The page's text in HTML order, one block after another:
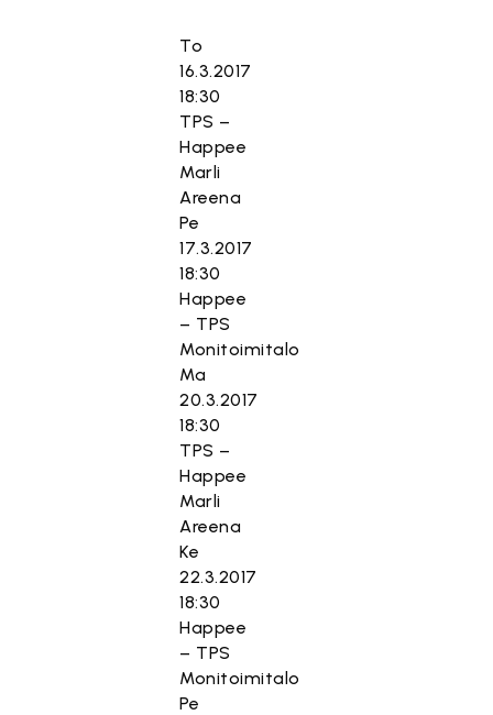
To
16.3.2017
18:30
TPS –
Happee
Marli
Areena
Pe
17.3.2017
18:30
Happee
– TPS
Monitoimitalo
Ma
20.3.2017
18:30
TPS –
Happee
Marli
Areena
Ke
22.3.2017
18:30
Happee
– TPS
Monitoimitalo
Pe